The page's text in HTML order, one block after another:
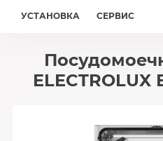
УСТАНОВКА СЕРВИС
ELECTROLUX